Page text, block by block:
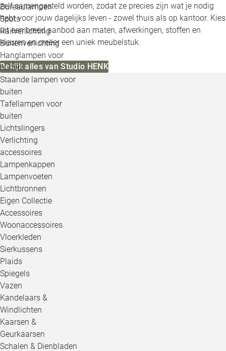
Bureaulampen
Spots
Railverlichting
Buitenverlichting
Hanglampen voor
buiten
Staande lampen voor
buiten
Tafellampen voor
buiten
Lichtslingers
Verlichting
accessoires
Lampenkappen
Lampenvoeten
Lichtbronnen
Eigen Collectie
Accessoires
Woonaccessoires
Vloerkleden
Sierkussens
Plaids
Spiegels
Vazen
Kandelaars &
Windlichten
Kaarsen &
Geurkaarsen
Schalen & Dienbladen
zelf samengesteld worden, zodat ze precies zijn wat je nodig
hebt voor jouw dagelijks leven - zowel thuis als op kantoor. Kies
uit een breed aanbod aan maten, afwerkingen, stoffen en
kleuren en creëer een uniek meubelstuk.
Bekijk alles van Studio HENK